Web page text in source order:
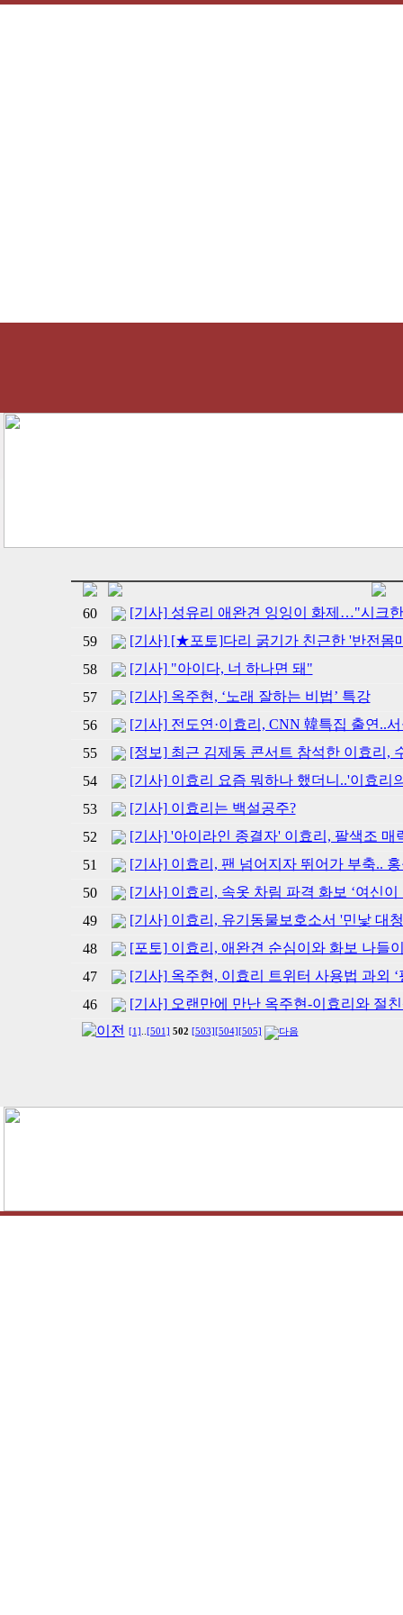
60
[기사] 성유리 애완견 잉잉이 화제…"시크
59
[기사] [★포토]다리 굵기가 친근한 '반전몸
58
[기사] "아이다, 너 하나면 돼"
57
[기사] 옥주현, ‘노래 잘하는 비법’ 특강
56
[기사] 전도연·이효리, CNN 韓특집 출연..
55
[정보] 최근 김제동 콘서트 참석한 이효리,
54
[기사] 이효리 요즘 뭐하나 했더니..'이효리
53
[기사] 이효리는 백설공주?
52
[기사] '아이라인 종결자' 이효리, 팔색조 매
51
[기사] 이효리, 팬 넘어지자 뛰어가 부축..
50
[기사] 이효리, 속옷 차림 파격 화보 ‘여신이
49
[기사] 이효리, 유기동물보호소서 '민낯 대
48
[포토] 이효리, 애완견 순심이와 화보 나들
47
[기사] 옥주현, 이효리 트위터 사용법 과외 ‘
46
[기사] 오랜만에 만난 옥주현-이효리와 절
[1] [501] 502 [503] [504] [505]